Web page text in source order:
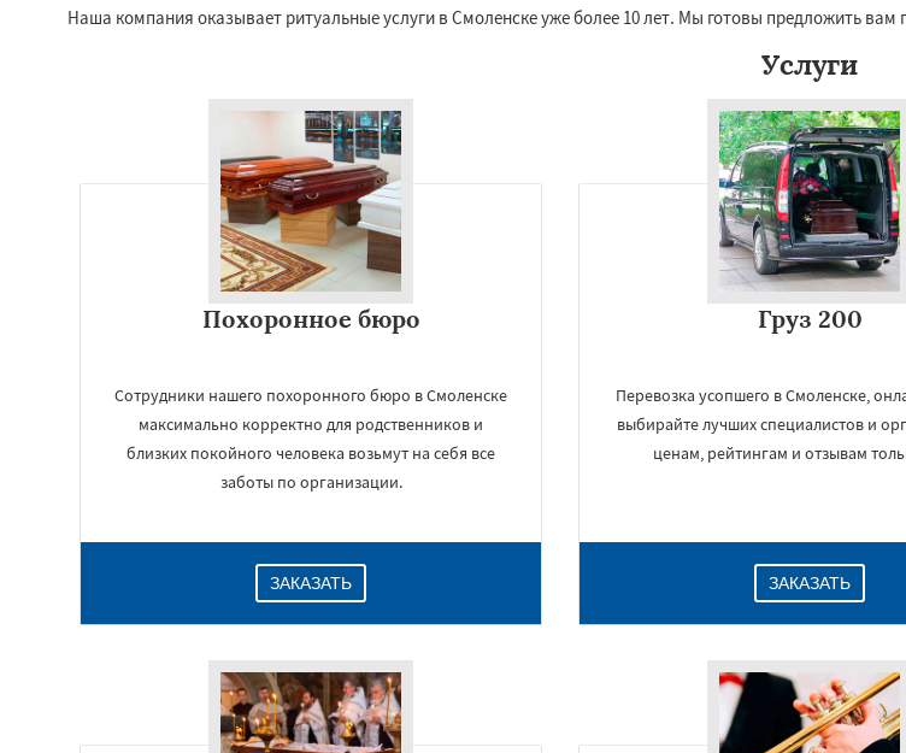
Наша компания оказывает ритуальные услуги в Смоленске уже более 10 лет. Мы готовы предложить
Услуги
Похоронное бюро
Сотрудники нашего похоронного бюро в Смоленске
максимально корректно для родственников и
близких покойного человека возьмут на себя все
заботы по организации.
ЗАКАЗАТЬ
Груз 200
Перевозка усопшего в Смоленске,
выбирайте лучших специалистов и
ценам, рейтингам и отзывам
ЗАКАЗАТЬ